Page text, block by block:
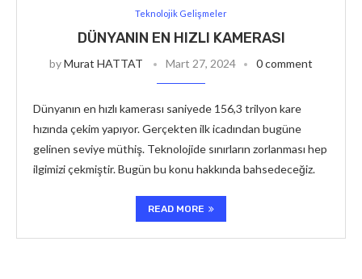
Teknolojik Gelişmeler
DÜNYANIN EN HIZLI KAMERASI
byMurat HATTAT Mart 27, 2024 0 comment
Dünyanın en hızlı kamerası saniyede 156,3 trilyon kare
hızında çekim yapıyor. Gerçekten ilk icadından bugüne
gelinen seviye müthiş. Teknolojide sınırların zorlanması hep
ilgimizi çekmiştir. Bugün bu konu hakkında bahsedeceğiz.
READ MORE